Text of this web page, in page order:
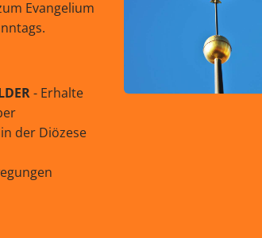
Evangelium
- Erhalte
der Diözese